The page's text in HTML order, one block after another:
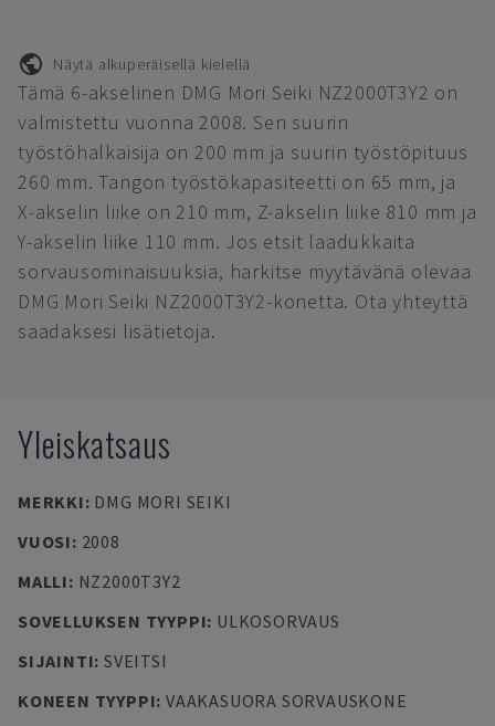
Näytä alkuperäisellä kielellä
Tämä 6-akselinen DMG Mori Seiki NZ2000T3Y2 on
valmistettu vuonna 2008. Sen suurin
työstöhalkaisija on 200 mm ja suurin työstöpituus
260 mm. Tangon työstökapasiteetti on 65 mm, ja
X-akselin liike on 210 mm, Z-akselin liike 810 mm ja
Y-akselin liike 110 mm. Jos etsit laadukkaita
sorvausominaisuuksia, harkitse myytävänä olevaa
DMG Mori Seiki NZ2000T3Y2-konetta. Ota yhteyttä
saadaksesi lisätietoja.
Yleiskatsaus
MERKKI: DMG MORI SEIKI
VUOSI: 2008
MALLI: NZ2000T3Y2
SOVELLUKSEN TYYPPI: ULKOSORVAUS
SIJAINTI: SVEITSI
KONEEN TYYPPI: VAAKASUORA SORVAUSKONE